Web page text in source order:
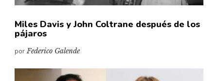
Miles Davis y John Coltrane después de los
pájaros
porFederico Galende